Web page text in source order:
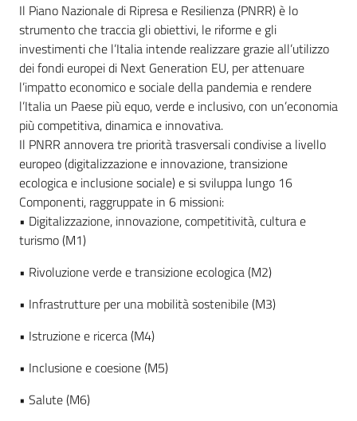
Il Piano Nazionale di Ripresa e Resilienza (PNRR) è lo
strumento che traccia gli obiettivi, le riforme e gli
investimenti che l’Italia intende realizzare grazie all’utilizzo
dei fondi europei di Next Generation EU, per attenuare
l’impatto economico e sociale della pandemia e rendere
l’Italia un Paese più equo, verde e inclusivo, con un’economia
più competitiva, dinamica e innovativa.
Il PNRR annovera tre priorità trasversali condivise a livello
europeo (digitalizzazione e innovazione, transizione
ecologica e inclusione sociale) e si sviluppa lungo 16
Componenti, raggruppate in 6 missioni:
• Digitalizzazione, innovazione, competitività, cultura e
turismo (M1)
• Rivoluzione verde e transizione ecologica (M2)
• Infrastrutture per una mobilità sostenibile (M3)
• Istruzione e ricerca (M4)
• Inclusione e coesione (M5)
• Salute (M6)